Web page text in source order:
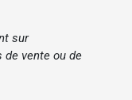
sur
de vente ou de